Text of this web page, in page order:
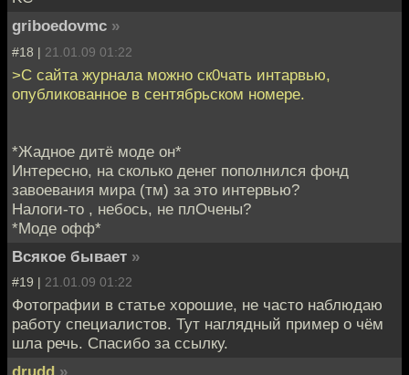
griboedovmc »
#18 | 21.01.09 01:22
>С сайта журнала можно ск0чать интарвью,
опубликованное в сентябрьском номере.
*Жадное дитё моде он*
Интересно, на сколько денег пополнился фонд
завоевания мира (тм) за это интервью?
Налоги-то , небось, не плОчены?
*Моде офф*
Всякое бывает »
#19 | 21.01.09 01:22
Фотографии в статье хорошие, не часто наблюдаю
работу специалистов. Тут наглядный пример о чём
шла речь. Спасибо за ссылку.
drudd »